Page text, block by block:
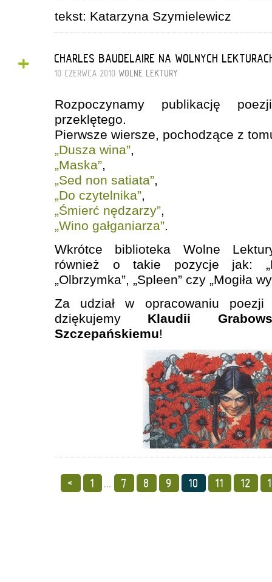
tekst: Katarzyna Szymielewicz
+ CHARLES BAUDELAIRE NA WOLNYCH
10 CZERWCA 2010 WOLNE LEKTURY
Rozpoczynamy publikację
przeklętego.
Pierwsze wiersze, pochodzące z
„Dusza wina”,
„Maska”,
„Sed non satiata”,
„Do czytelnika”,
„Śmierć nędzarzy”,
„Wino gałganiarza”.
Wkrótce biblioteka Wolne
również o takie pozycje jak:
„Olbrzymka”, „Spleen” czy „Mogiła
Za udział w opracowaniu poezji
dziękujemy Klaudii
Szczepańskiemu!
< 1 ... 7 8 9 10 11 12